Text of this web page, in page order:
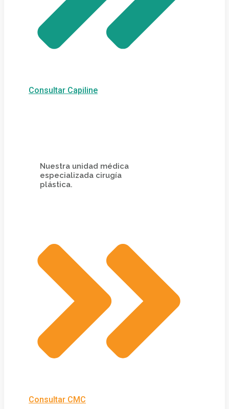
Consultar Capiline
Nuestra unidad médica
especializada cirugía
plástica.
Consultar CMC